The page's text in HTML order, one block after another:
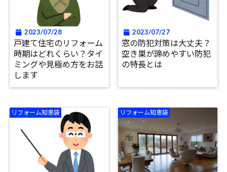
2023/07/28
戸建て住宅のリフォーム
時期はどれくらい？タイ
ミングや見極め方をお話
します
2023/07/27
窓の防犯対策は大丈夫？
空き巣が諦めやすい防犯
の特長とは
リフォーム知恵袋 リフォーム知恵袋